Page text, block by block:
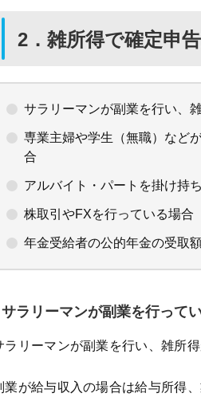
2．雑所得で確定申
サラリーマンが副業を行い、
専業主婦や学生（無職）など
合
アルバイト・パートを掛け持
株取引やFXを行っている場合
年金受給者の公的年金の受取
サラリーマンが副業を行って
ラリーマンが副業を行い、雑所
業が給与収入の場合は給与所得